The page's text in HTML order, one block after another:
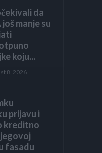
da
manje su
koju...
8, 2026
prijavu i
kreditno
fasadu